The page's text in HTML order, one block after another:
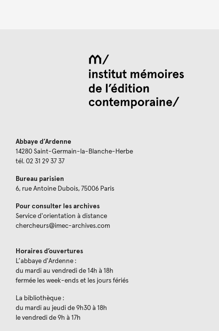
Abbaye d’Ardenne
14280 Saint-Germain-la-Blanche-Herbe
tél. 02 31 29 37 37
Bureau parisien
6, rue Antoine Dubois, 75006 Paris
Pour consulter les archives
Service d'orientation à distance
chercheurs@imec-archives.com
Horaires d’ouvertures
L’abbaye d'Ardenne :
du mardi au vendredi de 14h à 18h
fermée les week-ends et les jours fériés
La bibliothèque :
du mardi au jeudi de 9h30 à 18h
le vendredi de 9h à 17h